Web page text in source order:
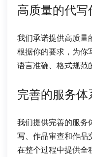
高质量的代写
我们承诺提供高质量
根据你的要求，为你
语言准确、格式规范
完善的服务体
我们提供完善的服务
写、作品审查和作品
在整个过程中提供全